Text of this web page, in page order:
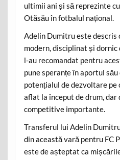
ultimii ani și să reprezinte
Otăsău în fotbalul național.
Adelin Dumitru este descris
modern, disciplinat și
l-au recomandat pentru
pune speranțe în aportul
potențialul de dezvoltare
aflat la început de drum,
competitive importante.
Transferul lui Adelin
din această vară pentru FC
este de așteptat ca